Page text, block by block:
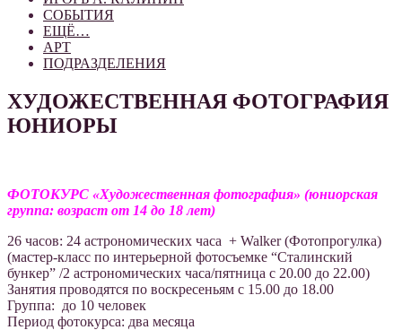
СОБЫТИЯ
ЕЩЁ…
АРТ
ПОДРАЗДЕЛЕНИЯ
ХУДОЖЕСТВЕННАЯ ФОТОГРАФИЯ
ЮНИОРЫ
ФОТОКУРС «Художественная фотография» (юниорская
группа: возраст от 14 до 18 лет)
26 часов: 24 астрономических часа + Walker (Фотопрогулка)
(мастер-класс по интерьерной фотосъемке “Сталинский
бункер” /2 астрономических часа/пятница с 20.00 до 22.00)
Занятия проводятся по воскресеньям с 15.00 до 18.00
Группа: до 10 человек
Период фотокурса: два месяца